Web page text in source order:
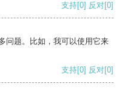
支持[0] 反对[0]
问题。比如，我可以使用它来
支持[0] 反对[0]